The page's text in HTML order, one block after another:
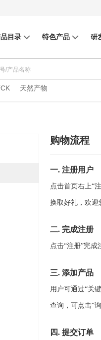
目录 特色产品 研
天然产物
购物流程
一. 注册用户
点击首页右上“
换取好礼，欢迎
二. 完成注册
点击“注册”完
三. 添加产品
用户可通过“关
查询，可点击“
四. 提交订单